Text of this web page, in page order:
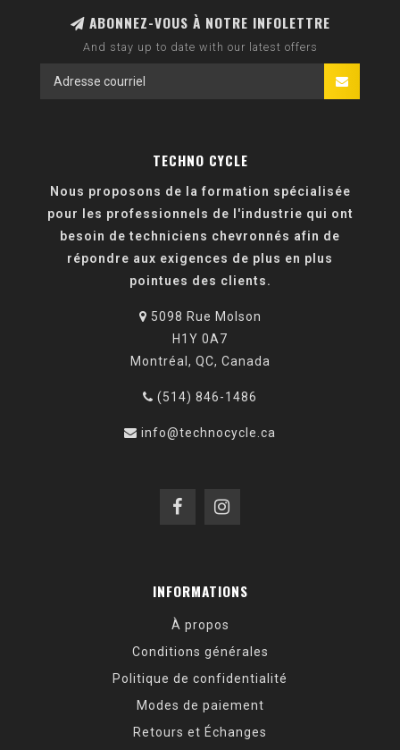
ABONNEZ-VOUS À NOTRE INFOLETTRE
And stay up to date with our latest offers
TECHNO CYCLE
Nous proposons de la formation spécialisée
pour les professionnels de l'industrie qui ont
besoin de techniciens chevronnés afin de
répondre aux exigences de plus en plus
pointues des clients.
5098 Rue Molson
H1Y 0A7
Montréal, QC, Canada
(514) 846-1486
info@technocycle.ca
INFORMATIONS
À propos
Conditions générales
Politique de confidentialité
Modes de paiement
Retours et Échanges